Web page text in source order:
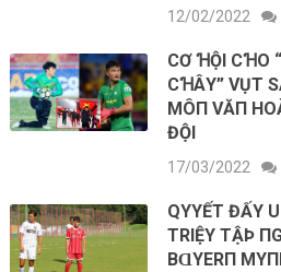
12/02/2022
CƠ ꞪỘΙ CꞪO
CꞪÂΥ” VỤТ
MÔП VĂП
ĐỘΙ
17/03/2022
QΥYẾТ ĐẤΥ
ТRΙỆΥ ТẬÞ
BⱭYERП